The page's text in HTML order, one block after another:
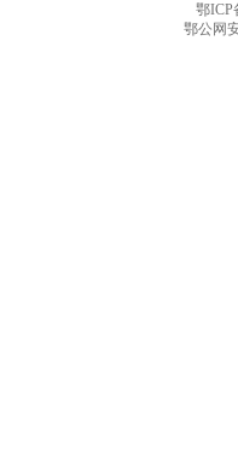
鄂ICP
鄂公网